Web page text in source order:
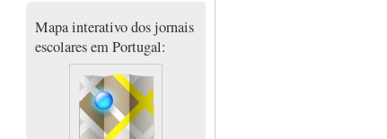
Mapa interativo dos jornais
escolares em Portugal: